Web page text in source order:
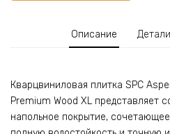
Описание Детали
Кварцвиниловая плитка SPC
Premium Wood XL представляет
напольное покрытие,